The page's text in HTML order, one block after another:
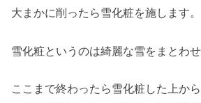
大まかに削ったら雪化粧を施します。
雪化粧というのは綺麗な雪をまとわせ
ここまで終わったら雪化粧した上か